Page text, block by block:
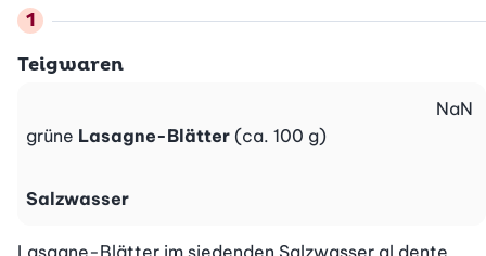
Teigwaren
grüne Lasagne-Blätter (ca. 100 g)
NaN
Salzwasser